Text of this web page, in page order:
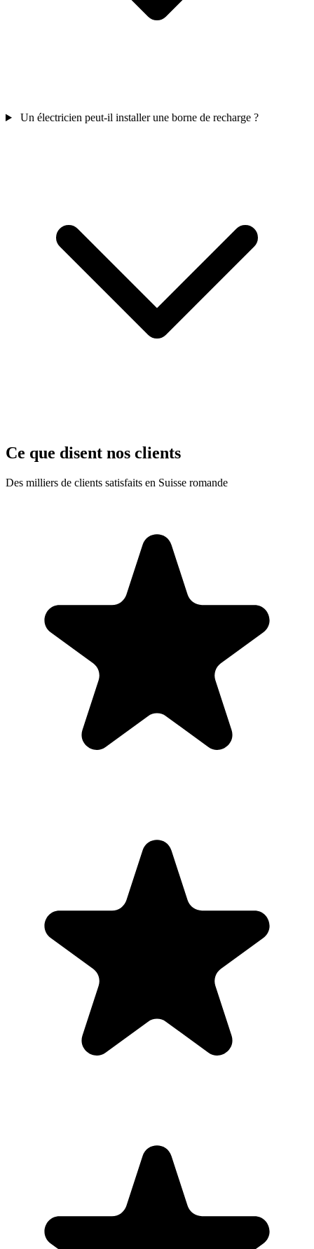
Un électricien peut-il installer une borne de recharge ?
Ce que disent nos clients
Des milliers de clients satisfaits en Suisse romande